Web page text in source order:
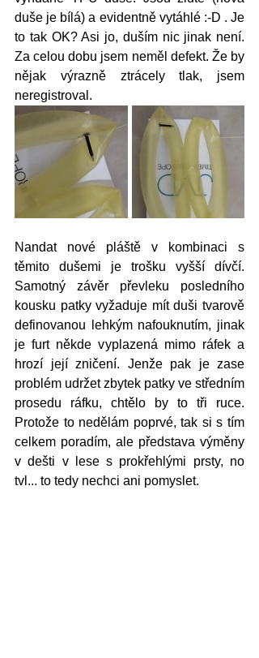
duše je bílá) a evidentně vytáhlé :-D . Je
to tak OK? Asi jo, duším nic jinak není.
Za celou dobu jsem neměl defekt. Že by
nějak výrazně ztrácely tlak, jsem
neregistroval.
Nandat nové pláště v kombinaci s
těmito dušemi je trošku vyšší dívčí.
Samotný závěr převleku posledního
kousku patky vyžaduje mít duši tvarově
definovanou lehkým nafouknutím, jinak
je furt někde vyplazená mimo ráfek a
hrozí její zničení. Jenže pak je zase
problém udržet zbytek patky ve středním
prosedu ráfku, chtělo by to tři ruce.
Protože to nedělám poprvé, tak si s tím
celkem poradím, ale představa výměny
v dešti v lese s prokřehlými prsty, no
tvl... to tedy nechci ani pomyslet.